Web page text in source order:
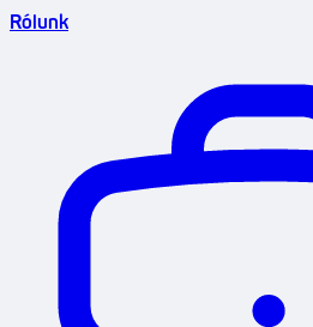
Rólunk